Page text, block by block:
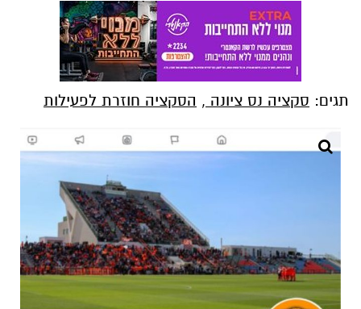
תגים: סקציה נס ציונה , הסקציה חוזרת לפעילות